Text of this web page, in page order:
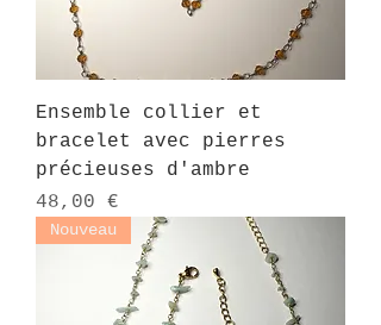
Ensemble collier et
bracelet avec pierres
précieuses d'ambre
Prix
48,00 €
Nouveau